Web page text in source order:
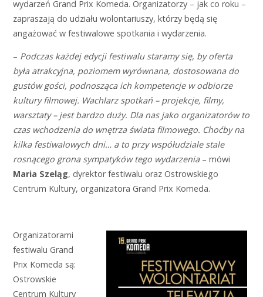
wydarzeń Grand Prix Komeda. Organizatorzy – jak co roku –
zapraszają do udziału wolontariuszy, którzy będą się
angażować w festiwalowe spotkania i wydarzenia.
– Podczas każdej edycji festiwalu staramy się, by oferta
była atrakcyjna, poziomem wyrównana, dostosowana do
gustów gości, podnosząca ich kompetencje w odbiorze
kultury filmowej. Wachlarz spotkań – projekcje, filmy,
warsztaty – jest bardzo duży. Dla nas jako organizatorów to
czas wchodzenia do wnętrza świata filmowego. Choćby na
kilka festiwalowych dni… a to przy współudziale stale
rosnącego grona sympatyków tego wydarzenia– mówi
Maria Szeląg, dyrektor festiwalu oraz Ostrowskiego
Centrum Kultury, organizatora Grand Prix Komeda.
Organizatorami
festiwalu Grand
Prix Komeda są:
Ostrowskie
Centrum Kultury